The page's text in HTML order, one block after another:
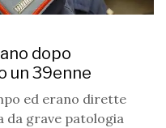
dopo
un 39enne
ed erano dirette
da grave patologia